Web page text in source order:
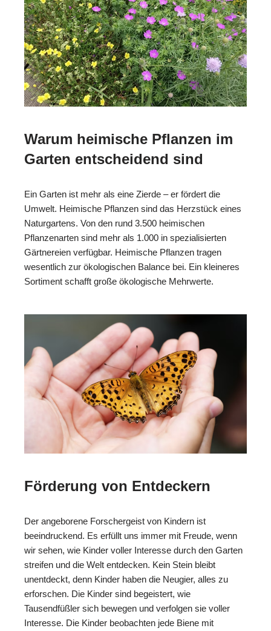
Warum heimische Pflanzen im
Garten entscheidend sind
Ein Garten ist mehr als eine Zierde – er fördert die
Umwelt. Heimische Pflanzen sind das Herzstück eines
Naturgartens. Von den rund 3.500 heimischen
Pflanzenarten sind mehr als 1.000 in spezialisierten
Gärtnereien verfügbar. Heimische Pflanzen tragen
wesentlich zur ökologischen Balance bei. Ein kleineres
Sortiment schafft große ökologische Mehrwerte.
Förderung von Entdeckern
Der angeborene Forschergeist von Kindern ist
beeindruckend. Es erfüllt uns immer mit Freude, wenn
wir sehen, wie Kinder voller Interesse durch den Garten
streifen und die Welt entdecken. Kein Stein bleibt
unentdeckt, denn Kinder haben die Neugier, alles zu
erforschen. Die Kinder sind begeistert, wie
Tausendfüßler sich bewegen und verfolgen sie voller
Interesse. Die Kinder beobachten jede Biene mit